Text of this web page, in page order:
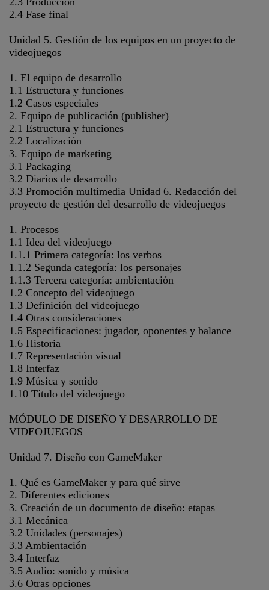
2.4 Fase final
Unidad 5. Gestión de los equipos en un proyecto de
videojuegos
1. El equipo de desarrollo
1.1 Estructura y funciones
1.2 Casos especiales
2. Equipo de publicación (publisher)
2.1 Estructura y funciones
2.2 Localización
3. Equipo de marketing
3.1 Packaging
3.2 Diarios de desarrollo
3.3 Promoción multimedia Unidad 6. Redacción del
proyecto de gestión del desarrollo de videojuegos
1. Procesos
1.1 Idea del videojuego
1.1.1 Primera categoría: los verbos
1.1.2 Segunda categoría: los personajes
1.1.3 Tercera categoría: ambientación
1.2 Concepto del videojuego
1.3 Definición del videojuego
1.4 Otras consideraciones
1.5 Especificaciones: jugador, oponentes y balance
1.6 Historia
1.7 Representación visual
1.8 Interfaz
1.9 Música y sonido
1.10 Título del videojuego
MÓDULO DE DISEÑO Y DESARROLLO DE
VIDEOJUEGOS
Unidad 7. Diseño con GameMaker
1. Qué es GameMaker y para qué sirve
2. Diferentes ediciones
3. Creación de un documento de diseño: etapas
3.1 Mecánica
3.2 Unidades (personajes)
3.3 Ambientación
3.4 Interfaz
3.5 Audio: sonido y música
3.6 Otras opciones